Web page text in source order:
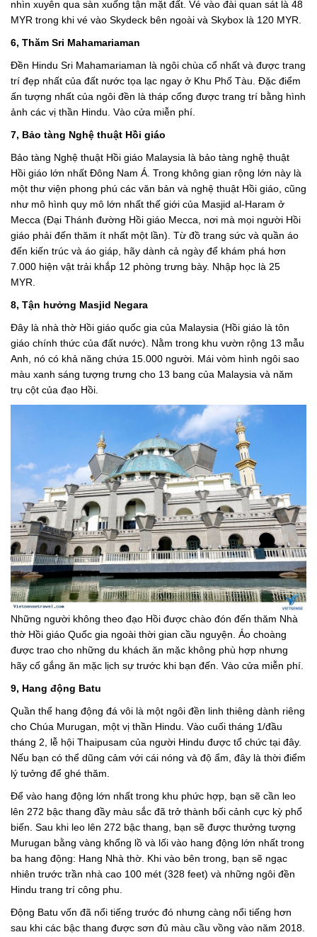
nhìn xuyên qua sàn xuống tận mặt đất. Vé vào đài quan sát là 48
MYR trong khi vé vào Skydeck bên ngoài và Skybox là 120 MYR.
6, Thăm Sri Mahamariaman
Đền Hindu Sri Mahamariaman là ngôi chùa cổ nhất và được trang
trí đẹp nhất của đất nước tọa lạc ngay ở Khu Phố Tàu. Đặc điểm
ấn tượng nhất của ngôi đền là tháp cổng được trang trí bằng hình
ảnh các vị thần Hindu. Vào cửa miễn phí.
7, Bảo tàng Nghệ thuật Hồi giáo
Bảo tàng Nghệ thuật Hồi giáo Malaysia là bảo tàng nghệ thuật
Hồi giáo lớn nhất Đông Nam Á. Trong không gian rộng lớn này là
một thư viện phong phú các văn bản và nghệ thuật Hồi giáo, cũng
như mô hình quy mô lớn nhất thế giới của Masjid al-Haram ở
Mecca (Đại Thánh đường Hồi giáo Mecca, nơi mà mọi người Hồi
giáo phải đến thăm ít nhất một lần). Từ đồ trang sức và quần áo
đến kiến ​​trúc và áo giáp, hãy dành cả ngày để khám phá hơn
7.000 hiện vật trải khắp 12 phòng trưng bày. Nhập học là 25
MYR.
8, Tận hưởng Masjid Negara
Đây là nhà thờ Hồi giáo quốc gia của Malaysia (Hồi giáo là tôn
giáo chính thức của đất nước). Nằm trong khu vườn rộng 13 mẫu
Anh, nó có khả năng chứa 15.000 người. Mái vòm hình ngôi sao
màu xanh sáng tượng trưng cho 13 bang của Malaysia và năm
trụ cột của đạo Hồi.
Những người không theo đạo Hồi được chào đón đến thăm Nhà
thờ Hồi giáo Quốc gia ngoài thời gian cầu nguyện. Áo choàng
được trao cho những du khách ăn mặc không phù hợp nhưng
hãy cố gắng ăn mặc lịch sự trước khi bạn đến. Vào cửa miễn phí.
9, Hang động Batu
Quần thể hang động đá vôi là một ngôi đền linh thiêng dành riêng
cho Chúa Murugan, một vị thần Hindu. Vào cuối tháng 1/đầu
tháng 2, lễ hội Thaipusam của người Hindu được tổ chức tại đây.
Nếu bạn có thể dũng cảm với cái nóng và độ ẩm, đây là thời điểm
lý tưởng để ghé thăm.
Để vào hang động lớn nhất trong khu phức hợp, bạn sẽ cần leo
lên 272 bậc thang đầy màu sắc đã trở thành bối cảnh cực kỳ phổ
biến. Sau khi leo lên 272 bậc thang, bạn sẽ được thưởng tượng
Murugan bằng vàng khổng lồ và lối vào hang động lớn nhất trong
ba hang động: Hang Nhà thờ. Khi vào bên trong, bạn sẽ ngạc
nhiên trước trần nhà cao 100 mét (328 feet) và những ngôi đền
Hindu trang trí công phu.
Động Batu vốn đã nổi tiếng trước đó nhưng càng nổi tiếng hơn
sau khi các bậc thang được sơn đủ màu cầu vồng vào năm 2018.